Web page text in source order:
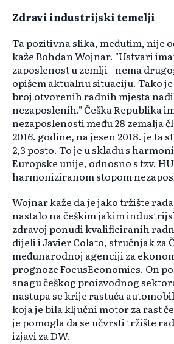
Zdravi industrijski temelji
Ta pozitivna slika, međutim, nije
kaže Bohdan Wojnar. "Ustvari
zaposlenost u zemlji - nema
opišem aktualnu situaciju. Tako
broj otvorenih radnih mjesta
nezaposlenih." Češka Republika
nezaposlenosti među 28 zemalja
2016. godine, na jesen 2018. je ta
2,3 posto. To je u skladu s
Europske unije, odnosno s tzv.
harmoniziranom stopom
Wojnar kaže da je jako tržište
nastalo na češkim jakim
zdravoj ponudi kvalificiranih
dijeli i Javier Colato, stručnjak za
međunarodnoj agenciji za
prognoze FocusEconomics. On
snagu češkog proizvodnog
nastupa se krije rastuća
koja je bila ključni motor za rast
je pomogla da se učvrsti tržište
izjavi za DW.